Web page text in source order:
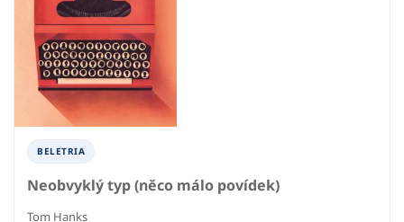
BELETRIA
Neobvyklý typ (něco málo povídek)
Tom Hanks